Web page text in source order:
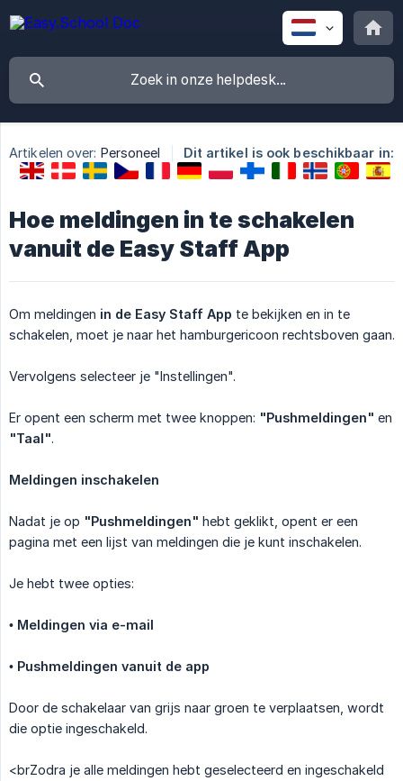
Artikelen over: Personeel Dit artikel is ook beschikbaar in:
Hoe meldingen in te schakelen
vanuit de Easy Staff App
Om meldingen in de Easy Staff App te bekijken en in te
schakelen, moet je naar het hamburgericoon rechtsboven gaan.
Vervolgens selecteer je "Instellingen".
Er opent een scherm met twee knoppen: "Pushmeldingen" en
"Taal".
Meldingen inschakelen
Nadat je op "Pushmeldingen" hebt geklikt, opent er een
pagina met een lijst van meldingen die je kunt inschakelen.
Je hebt twee opties:
• Meldingen via e-mail
• Pushmeldingen vanuit de app
Door de schakelaar van grijs naar groen te verplaatsen, wordt
die optie ingeschakeld.
<brZodra je alle meldingen hebt geselecteerd en ingeschakeld